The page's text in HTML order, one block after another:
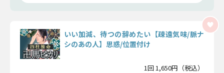
いい加減、待つの辞めたい【疎遠気味/脈ナ
シのあの人】思惑/位置付け
1回 1,650円（税込）